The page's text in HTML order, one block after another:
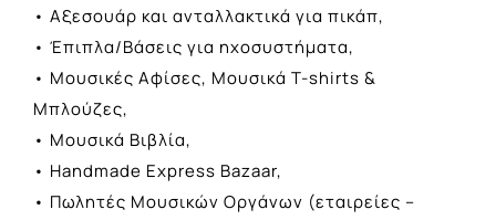
• Αξεσουάρ και ανταλλακτικά για πικάπ,
• Έπιπλα/Βάσεις για ηχοσυστήματα,
• Μουσικές Αφίσες, Μουσικά T-shirts &
Μπλούζες,
• Μουσικά Βιβλία,
• Handmade Express Bazaar,
• Πωλητές Μουσικών Οργάνων (εταιρείες –